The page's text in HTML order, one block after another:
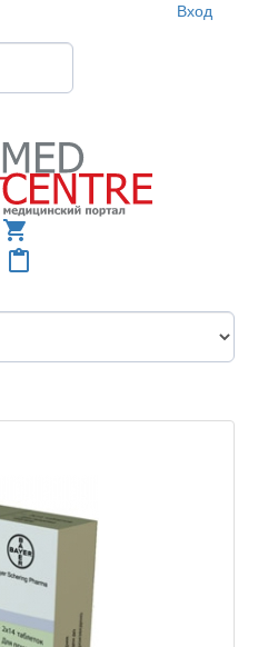
Вход
shopping_cart
content_paste